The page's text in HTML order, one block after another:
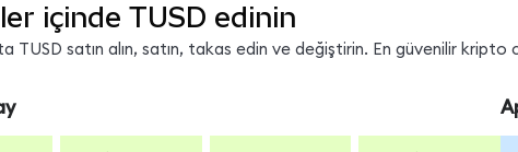
içinde TUSD edinin
TUSD satın alın, satın, takas edin ve değiştirin. En güvenilir kripto